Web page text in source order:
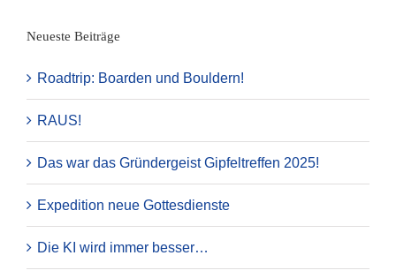
Neueste Beiträge
Roadtrip: Boarden und Bouldern!
RAUS!
Das war das Gründergeist Gipfeltreffen 2025!
Expedition neue Gottesdienste
Die KI wird immer besser…